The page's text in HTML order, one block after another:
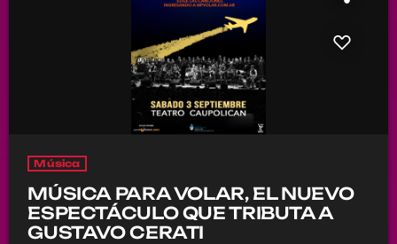
Música
MÚSICA PARA VOLAR, EL NUEVO
ESPECTÁCULO QUE TRIBUTA A
GUSTAVO CERATI